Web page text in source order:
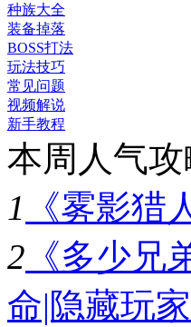
种族大全
装备掉落
BOSS打法
玩法技巧
常见问题
视频解说
新手教程
本周人气攻
1
《雾影猎
2 《多少
命|隐藏玩家